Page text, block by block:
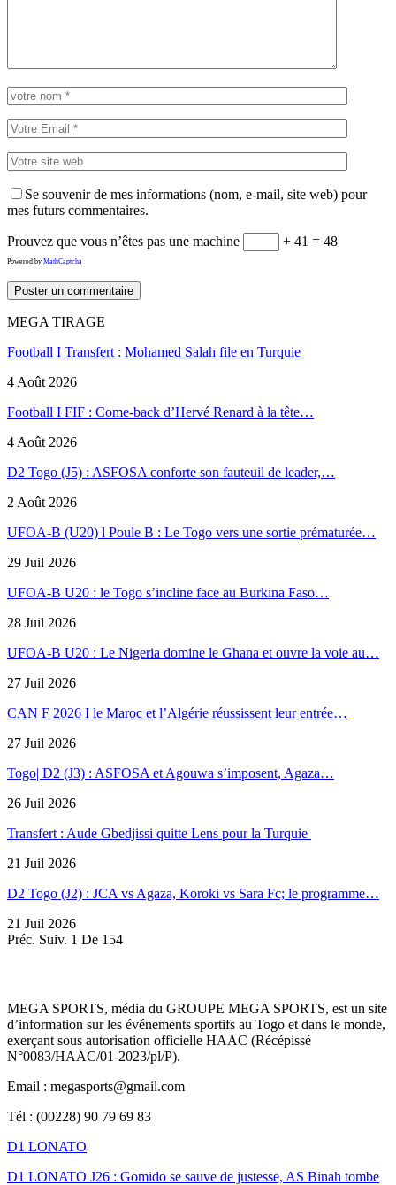
Se souvenir de mes informations (nom, e-mail, site web) pour
mes futurs commentaires.
Prouvez que vous n’êtes pas une machine + 41 = 48
Powered by MathCaptcha
MEGA TIRAGE
Football I Transfert : Mohamed Salah file en Turquie
4 Août 2026
Football I FIF : Come-back d’Hervé Renard à la tête…
4 Août 2026
D2 Togo (J5) : ASFOSA conforte son fauteuil de leader,…
2 Août 2026
UFOA-B (U20) l Poule B : Le Togo vers une sortie prématurée…
29 Juil 2026
UFOA-B U20 : le Togo s’incline face au Burkina Faso…
28 Juil 2026
UFOA-B U20 : Le Nigeria domine le Ghana et ouvre la voie au…
27 Juil 2026
CAN F 2026 I le Maroc et l’Algérie réussissent leur entrée…
27 Juil 2026
Togo| D2 (J3) : ASFOSA et Agouwa s’imposent, Agaza…
26 Juil 2026
Transfert : Aude Gbedjissi quitte Lens pour la Turquie
21 Juil 2026
D2 Togo (J2) : JCA vs Agaza, Koroki vs Sara Fc; le programme…
21 Juil 2026
Préc. Suiv. 1 De 154
MEGA SPORTS, média du GROUPE MEGA SPORTS, est un site
d’information sur les événements sportifs au Togo et dans le monde,
exerçant sous autorisation officielle HAAC (Récépissé
N°0083/HAAC/01-2023/pl/P).
Email : megasports@gmail.com
Tél : (00228) 90 79 69 83
D1 LONATO
D1 LONATO J26 : Gomido se sauve de justesse, AS Binah tombe